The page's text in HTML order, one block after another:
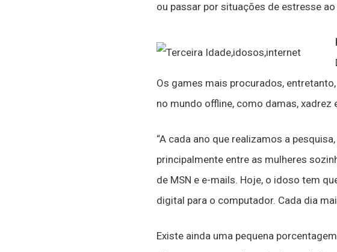
ou passar por situações de estresse
Os games mais procurados,
no mundo offline, como damas, xadrez
“A cada ano que realizamos a
principalmente entre as mulheres
de MSN e e-mails. Hoje, o idoso tem
digital para o computador. Cada dia
Existe ainda uma pequena